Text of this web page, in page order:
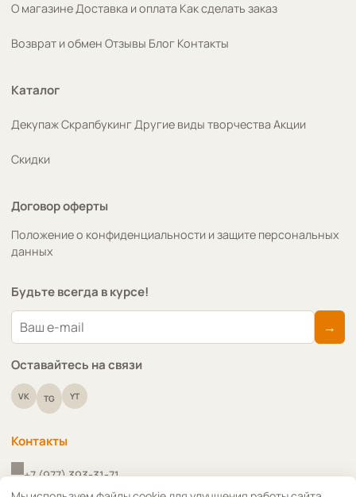
О магазинеДоставка и оплата Как сделать заказ
Возврат и обмен Отзывы Блог Контакты
Каталог
ДекупажСкрапбукингДругие виды творчества Акции
Скидки
Договор оферты
Положение о конфиденциальности и защите персональных
данных
Будьте всегда в курсе!
→
Оставайтесь на связи
VK TG YT
Контакты
+7 (977) 393-31-71